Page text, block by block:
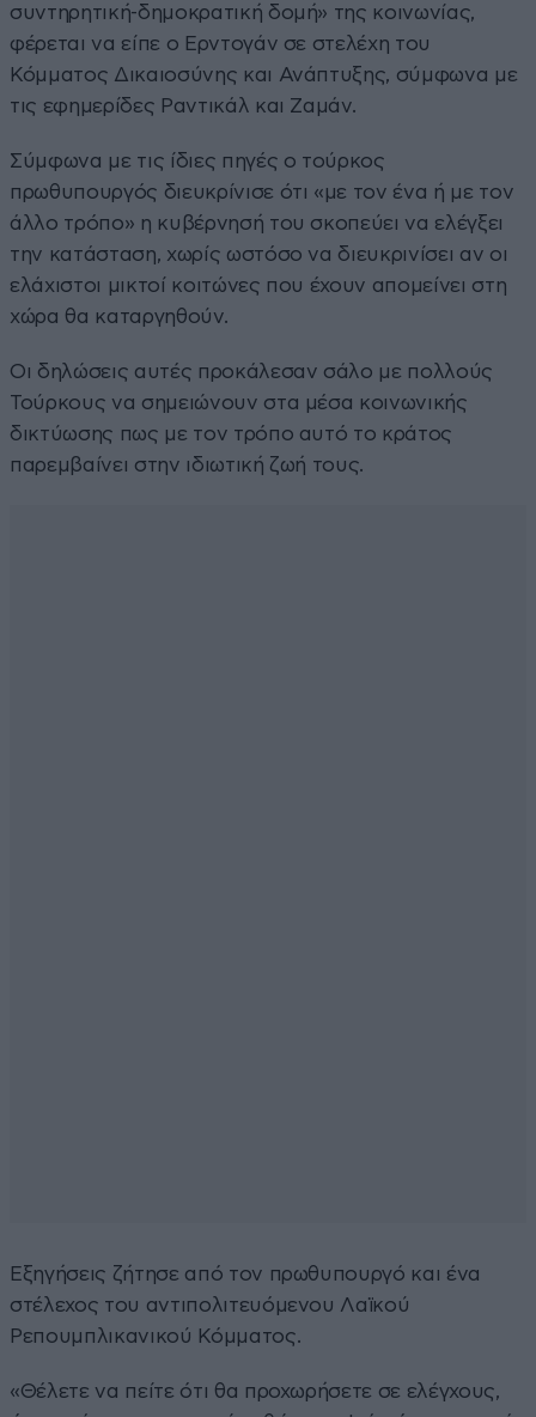
συντηρητική-δημοκρατική δομή» της κοινωνίας,
φέρεται να είπε ο Ερντογάν σε στελέχη του
Κόμματος Δικαιοσύνης και Ανάπτυξης, σύμφωνα με
τις εφημερίδες Ραντικάλ και Ζαμάν.
Σύμφωνα με τις ίδιες πηγές ο τούρκος
πρωθυπουργός διευκρίνισε ότι «με τον ένα ή με τον
άλλο τρόπο» η κυβέρνησή του σκοπεύει να ελέγξει
την κατάσταση, χωρίς ωστόσο να διευκρινίσει αν οι
ελάχιστοι μικτοί κοιτώνες που έχουν απομείνει στη
χώρα θα καταργηθούν.
Οι δηλώσεις αυτές προκάλεσαν σάλο με πολλούς
Τούρκους να σημειώνουν στα μέσα κοινωνικής
δικτύωσης πως με τον τρόπο αυτό το κράτος
παρεμβαίνει στην ιδιωτική ζωή τους.
Εξηγήσεις ζήτησε από τον πρωθυπουργό και ένα
στέλεχος του αντιπολιτευόμενου Λαϊκού
Ρεπουμπλικανικού Κόμματος.
«Θέλετε να πείτε ότι θα προχωρήσετε σε ελέγχους,